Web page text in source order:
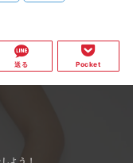
送る Pocket